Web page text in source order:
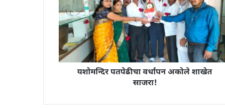
यशोमन्दिर पतपेढीचा वर्धापन अकोले शाखेत
साजरा!